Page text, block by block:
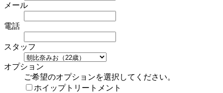
メール
電話
スタッフ
オプション
ご希望のオプションを選択してください。
ホイップトリートメント